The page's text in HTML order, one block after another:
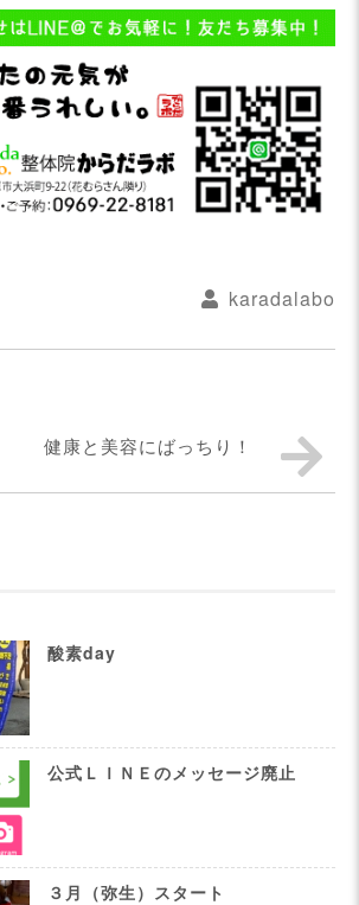
karadalabo
健康と美容にばっちり！
酸素day
公式ＬＩＮＥのメッセージ廃止
３月（弥生）スタート